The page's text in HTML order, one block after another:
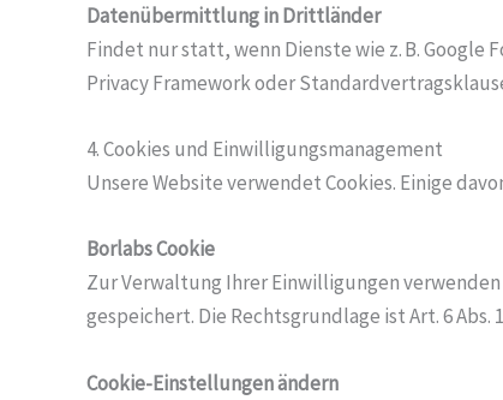
Datenübermittlung in Drittländer
Findet nur statt, wenn Dienste wie z. B. Google
Privacy Framework oder
4. Cookies und Einwilligungsmanagement
Unsere Website verwendet Cookies. Einige
Borlabs Cookie
Zur Verwaltung Ihrer Einwilligungen
gespeichert. Die Rechtsgrundlage ist Art. 6 Abs. 1
Cookie-Einstellungen ändern